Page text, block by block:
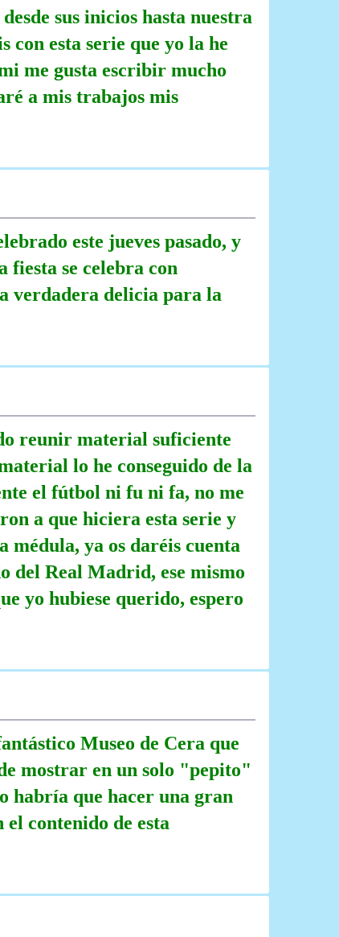
sus inicios hasta nuestra
con esta serie que yo la he
me gusta escribir mucho
a mis trabajos mis
este jueves pasado, y
fiesta se celebra con
verdadera delicia para la
reunir material suficiente
lo he conseguido de la
el fútbol ni fu ni fa, no me
a que hiciera esta serie y
médula, ya os daréis cuenta
del Real Madrid, ese mismo
yo hubiese querido, espero
Museo de Cera que
mostrar en un solo "pepito"
habría que hacer una gran
contenido de esta